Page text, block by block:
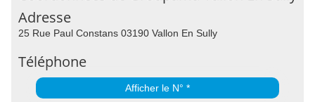
Adresse
25 Rue Paul Constans 03190 Vallon En Sully
Téléphone
Afficher le N° *